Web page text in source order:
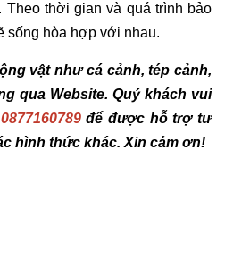
Theo thời gian và quá trình bảo
sống hòa hợp với nhau.
vật như cá cảnh, tép cảnh,
qua Website. Quý khách vui
để được hỗ trợ tư
hình thức khác. Xin cảm ơn!